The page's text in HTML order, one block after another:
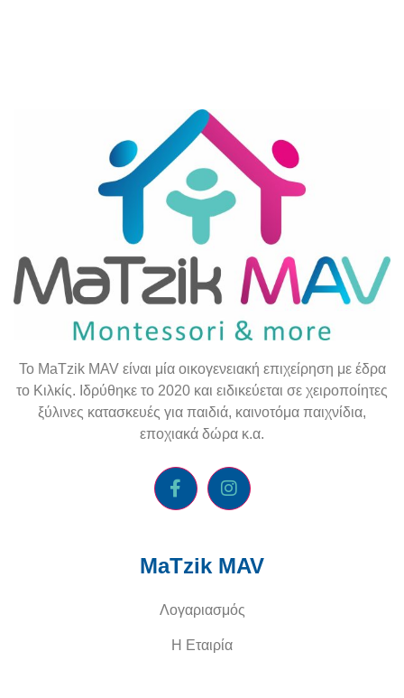
To MaTzik MAVείναι μία οικογενειακή επιχείρηση με έδρα
το Κιλκίς. Ιδρύθηκε το 2020 και ειδικεύεται σε χειροποίητες
ξύλινες κατασκευές για παιδιά, καινοτόμα παιχνίδια,
εποχιακά δώρα κ.α.
MaTzik MAV
Λογαριασμός
Η Εταιρία